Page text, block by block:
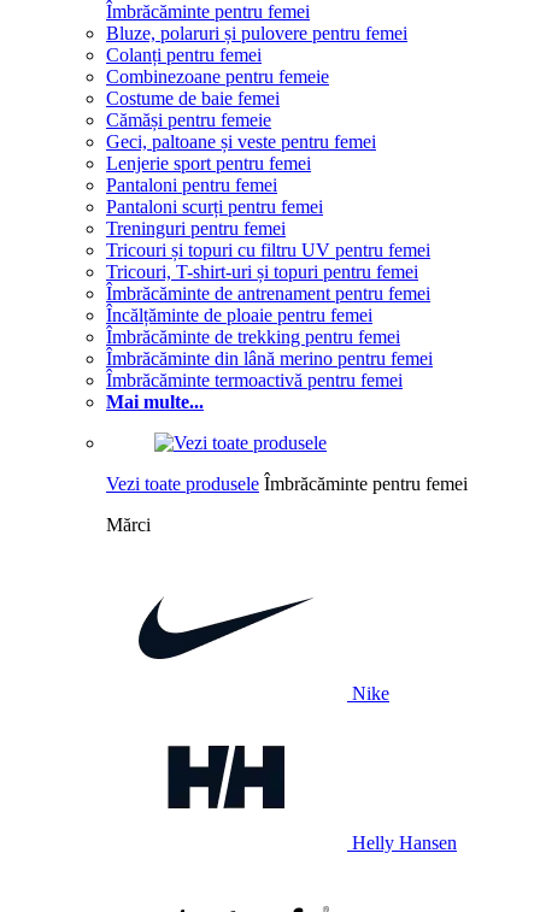
Îmbrăcăminte pentru femei
Bluze, polaruri și pulovere pentru femei
Colanți pentru femei
Combinezoane pentru femeie
Costume de baie femei
Cămăși pentru femeie
Geci, paltoane și veste pentru femei
Lenjerie sport pentru femei
Pantaloni pentru femei
Pantaloni scurți pentru femei
Treninguri pentru femei
Tricouri și topuri cu filtru UV pentru femei
Tricouri, T-shirt-uri și topuri pentru femei
Îmbrăcăminte de antrenament pentru femei
Încălțăminte de ploaie pentru femei
Îmbrăcăminte de trekking pentru femei
Îmbrăcăminte din lână merino pentru femei
Îmbrăcăminte termoactivă pentru femei
Mai multe...
Vezi toate produsele Îmbrăcăminte pentru femei
Mărci
Nike
Helly Hansen